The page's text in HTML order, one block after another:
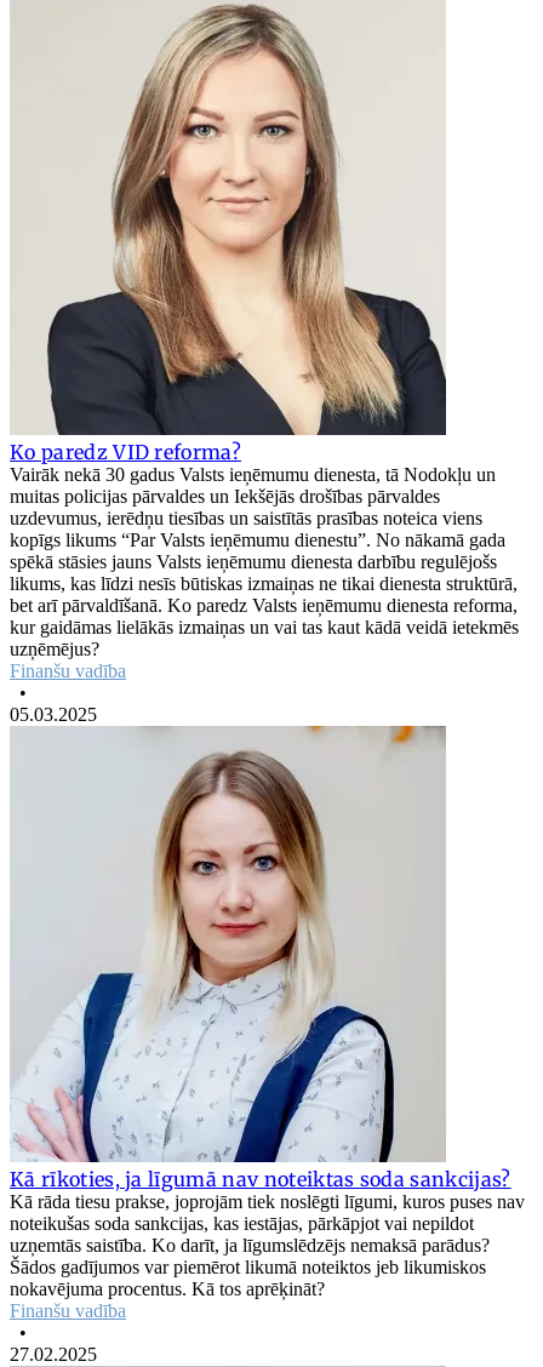
Ko paredz VID reforma?
Vairāk nekā 30 gadus Valsts ieņēmumu dienesta, tā Nodokļu un
muitas policijas pārvaldes un Iekšējās drošības pārvaldes
uzdevumus, ierēdņu tiesības un saistītās prasības noteica viens
kopīgs likums “Par Valsts ieņēmumu dienestu”. No nākamā gada
spēkā stāsies jauns Valsts ieņēmumu dienesta darbību regulējošs
likums, kas līdzi nesīs būtiskas izmaiņas ne tikai dienesta struktūrā,
bet arī pārvaldīšanā. Ko paredz Valsts ieņēmumu dienesta reforma,
kur gaidāmas lielākās izmaiņas un vai tas kaut kādā veidā ietekmēs
uzņēmējus?
Finanšu vadība
•
05.03.2025
Kā rīkoties, ja līgumā nav noteiktas soda sankcijas?
Kā rāda tiesu prakse, joprojām tiek noslēgti līgumi, kuros puses nav
noteikušas soda sankcijas, kas iestājas, pārkāpjot vai nepildot
uzņemtās saistība. Ko darīt, ja līgumslēdzējs nemaksā parādus?
Šādos gadījumos var piemērot likumā noteiktos jeb likumiskos
nokavējuma procentus. Kā tos aprēķināt?
Finanšu vadība
•
27.02.2025